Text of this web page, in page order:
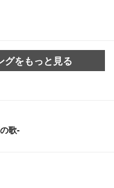
グをもっと見る
歌-